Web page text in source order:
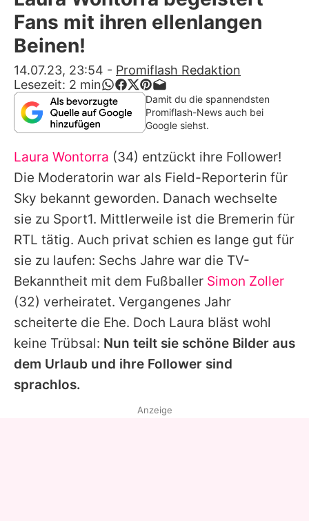
Alle Themen auf Promiflash
App runterladen
Team
Redaktionelle Richtlinien
Impressum
Datenschutzerklärung
Nutzungsbedingungen
Utiq verwalten
Fans mit ihren ellenlangen
Beinen!
14.07.23, 23:54 - Promiflash Redaktion
Lesezeit: 2 min
Damit du die spannendsten
Promiflash-News auch bei
Google siehst.
Laura Wontorra (34) entzückt ihre Follower!
Die Moderatorin war als Field-Reporterin für
Sky bekannt geworden. Danach wechselte
sie zu Sport1. Mittlerweile ist die Bremerin für
RTL tätig. Auch privat schien es lange gut für
sie zu laufen: Sechs Jahre war die TV-
Bekanntheit mit dem Fußballer Simon Zoller
(32) verheiratet. Vergangenes Jahr
scheiterte die Ehe. Doch Laura bläst wohl
keine Trübsal: Nun teilt sie schöne Bilder aus
dem Urlaub und ihre Follower sind
sprachlos.
Anzeige